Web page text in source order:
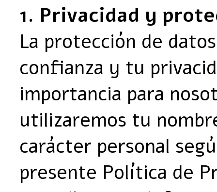
1. Privacidad y
La protección de
confianza y tu
importancia para
utilizaremos tu
carácter personal
presente Política de